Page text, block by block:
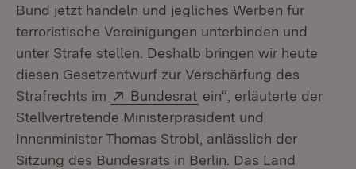
Bund jetzt handeln und jegliches Werben für
terroristische Vereinigungen unterbinden und
unter Strafe stellen. Deshalb bringen wir heute
diesen Gesetzentwurf zur Verschärfung des
Strafrechts im
Extern:
Bundesrat (Öffnet in neuem
ein“, erläuterte der
Stellvertretende Ministerpräsident und
Innenminister Thomas Strobl, anlässlich der
Sitzung des Bundesrats in Berlin. Das Land